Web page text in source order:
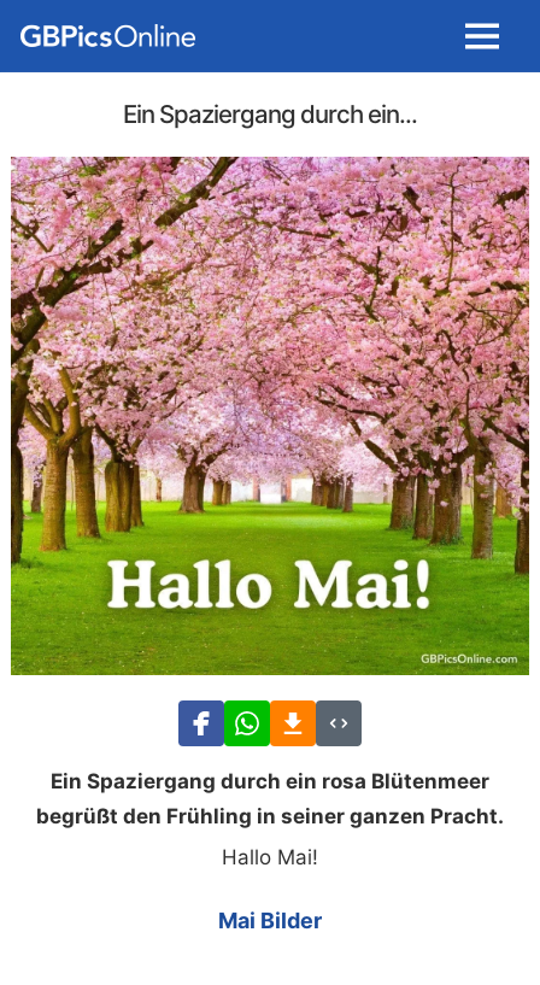
Menu
Ein Spaziergang durch ein...
Ein Spaziergang durch ein rosa Blütenmeer
begrüßt den Frühling in seiner ganzen Pracht.
Hallo Mai!
Mai Bilder